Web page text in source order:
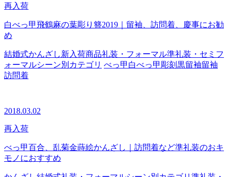
再入荷
白べっ甲飛鶴麻の葉彫り簪2019｜留袖、訪問着、慶事にお勧
め
結婚式かんざし新入荷商品礼装・フォーマル準礼装・セミフ
ォーマルシーン別カテゴリ べっ甲 白べっ甲 彫刻 黒留袖留袖
訪問着
2018.03.02
再入荷
べっ甲百合、乱菊金蒔絵かんざし｜訪問着など準礼装のおキ
モノにおすすめ